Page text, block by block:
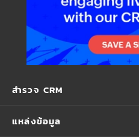
สำรวจ CRM
แหล่งข้อมูล